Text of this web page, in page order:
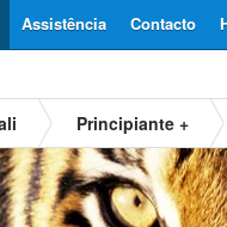
Contacto
Assistência
Principiante +